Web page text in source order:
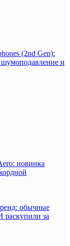
(2nd Gen):
и
новинка
обычные
раскупили за